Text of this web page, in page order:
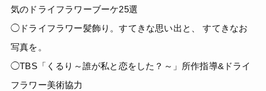
気のドライフラワーブーケ25選
◯ドライフラワー髪飾り。すてきな思い出と、 すてきなお
写真を。
◯TBS「くるり～誰が私と恋をした？～」所作指導&ドライ
フラワー美術協力